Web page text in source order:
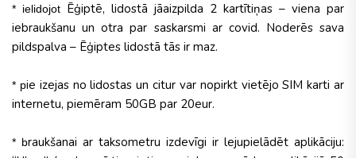
* ielidojot Ēģiptē, lidostā jāaizpilda 2 kartītiņas – viena par
iebraukšanu un otra par saskarsmi ar covid. Noderēs sava
pildspalva – Ēģiptes lidostā tās ir maz.
* pie izejas no lidostas un citur var nopirkt vietējo SIM karti ar
internetu, piemēram 50GB par 20eur.
* braukšanai ar taksometru izdevīgi ir lejupielādēt aplikāciju: